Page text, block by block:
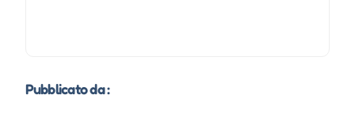
Pubblicato da :